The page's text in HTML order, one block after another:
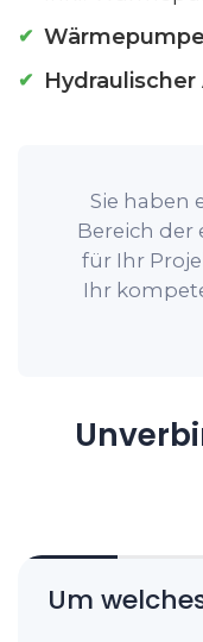
Sie haben
Bereich der
für Ihr
Ihr